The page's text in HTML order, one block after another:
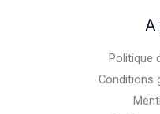
A
Politique
Conditions